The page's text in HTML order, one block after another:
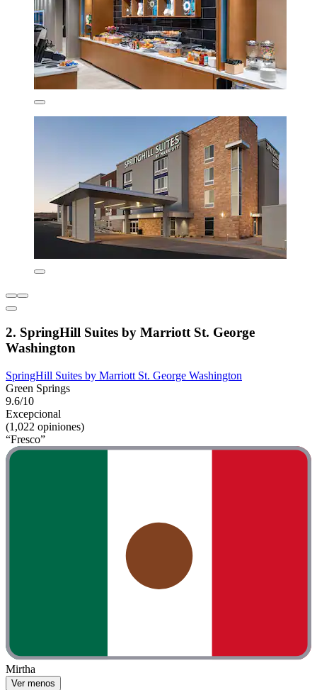
2. SpringHill Suites by Marriott St. George
Washington
SpringHill Suites by Marriott St. George Washington
Green Springs
9.6/10
Excepcional
(1,022 opiniones)
“Fresco”
Mirtha
Ver menos